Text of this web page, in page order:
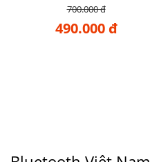
700.000 đ
490.000 đ